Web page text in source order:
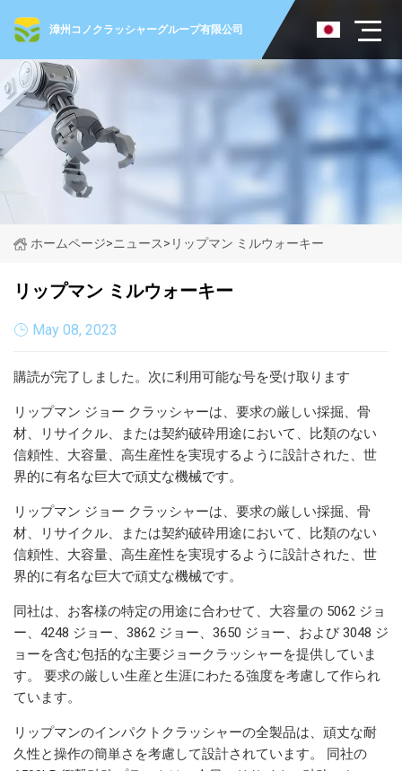
漳州コノクラッシャーグループ有限公司
ホームページ>ニュース> リップマン ミルウォーキー
リップマン ミルウォーキー
May 08, 2023
購読が完了しました。次に利用可能な号を受け取ります
リップマン ジョー クラッシャーは、要求の厳しい採掘、骨
材、リサイクル、または契約破砕用途において、比類のない
信頼性、大容量、高生産性を実現するように設計された、世
界的に有名な巨大で頑丈な機械です。
リップマン ジョー クラッシャーは、要求の厳しい採掘、骨
材、リサイクル、または契約破砕用途において、比類のない
信頼性、大容量、高生産性を実現するように設計された、世
界的に有名な巨大で頑丈な機械です。
同社は、お客様の特定の用途に合わせて、大容量の 5062 ジョ
ー、4248 ジョー、3862 ジョー、3650 ジョー、および 3048 ジ
ョーを含む包括的な主要ジョークラッシャーを提供していま
す。 要求の厳しい生産と生涯にわたる強度を考慮して作られ
ています。
リップマンのインパクトクラッシャーの全製品は、頑丈な耐
久性と操作の簡単さを考慮して設計されています。 同社の